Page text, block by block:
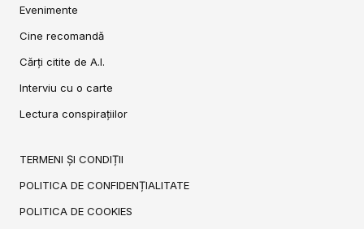
Evenimente
Cine recomandă
Cărți citite de A.I.
Interviu cu o carte
Lectura conspirațiilor
TERMENI ȘI CONDIȚII
POLITICA DE CONFIDENȚIALITATE
POLITICA DE COOKIES